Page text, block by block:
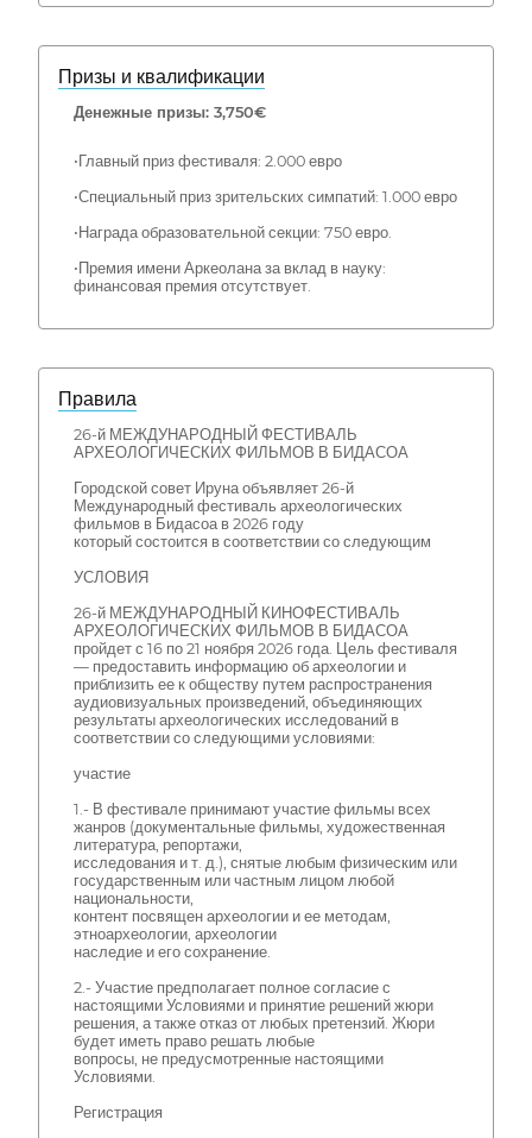
Призы и квалификации
Денежные призы: 3,750€
•Главный приз фестиваля: 2.000 евро
•Специальный приз зрительских симпатий: 1.000 евро
•Награда образовательной секции: 750 евро.
•Премия имени Аркеолана за вклад в науку:
финансовая премия отсутствует.
Правила
26-й МЕЖДУНАРОДНЫЙ ФЕСТИВАЛЬ
АРХЕОЛОГИЧЕСКИХ ФИЛЬМОВ В БИДАСОА
Городской совет Ируна объявляет 26-й
Международный фестиваль археологических
фильмов в Бидасоа в 2026 году
который состоится в соответствии со следующим
УСЛОВИЯ
26-й МЕЖДУНАРОДНЫЙ КИНОФЕСТИВАЛЬ
АРХЕОЛОГИЧЕСКИХ ФИЛЬМОВ В БИДАСОА
пройдет с 16 по 21 ноября 2026 года. Цель фестиваля
— предоставить информацию об археологии и
приблизить ее к обществу путем распространения
аудиовизуальных произведений, объединяющих
результаты археологических исследований в
соответствии со следующими условиями:
участие
1.- В фестивале принимают участие фильмы всех
жанров (документальные фильмы, художественная
литература, репортажи,
исследования и т. д.), снятые любым физическим или
государственным или частным лицом любой
национальности,
контент посвящен археологии и ее методам,
этноархеологии, археологии
наследие и его сохранение.
2.- Участие предполагает полное согласие с
настоящими Условиями и принятие решений жюри
решения, а также отказ от любых претензий. Жюри
будет иметь право решать любые
вопросы, не предусмотренные настоящими
Условиями.
Регистрация